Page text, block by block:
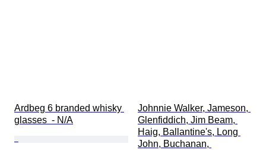
Ardbeg 6 branded whisky
glasses  - N/A
Johnnie Walker, Jameson,
Glenfiddich, Jim Beam,
Haig, Ballantine's, Long
John, Buchanan,